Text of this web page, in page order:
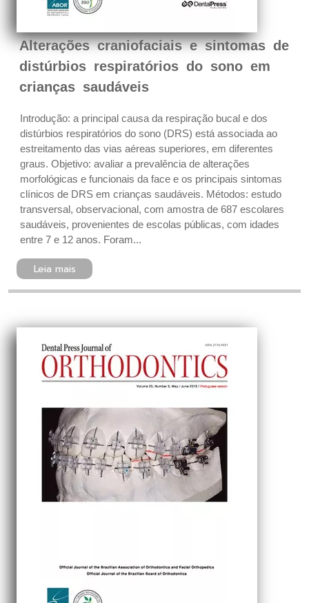
Alterações craniofaciais e sintomas de
distúrbios respiratórios do sono em
crianças saudáveis
Introdução: a principal causa da respiração bucal e dos
distúrbios respiratórios do sono (DRS) está associada ao
estreitamento das vias aéreas superiores, em diferentes
graus. Objetivo: avaliar a prevalência de alterações
morfológicas e funcionais da face e os principais sintomas
clínicos de DRS em crianças saudáveis. Métodos: estudo
transversal, observacional, com amostra de 687 escolares
saudáveis, provenientes de escolas públicas, com idades
entre 7 e 12 anos. Foram...
Leia mais